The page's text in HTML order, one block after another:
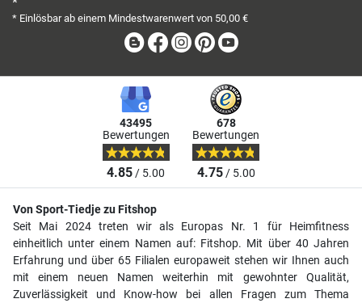
*
* Einlösbar ab einem Mindestwarenwert von 50,00 €
BlogFacebook
Instagram
Pinterest
43495
Bewertungen
4.85/ 5.00
678
Bewertungen
4.75/ 5.00
Von Sport-Tiedje zu Fitshop
Seit Mai 2024 treten wir als Europas Nr. 1 für Heimfitness
einheitlich unter einem Namen auf: Fitshop. Mit über 40 Jahren
Erfahrung und über 65 Filialen europaweit stehen wir Ihnen auch
mit einem neuen Namen weiterhin mit gewohnter Qualität,
Zuverlässigkeit und Know-how bei allen Fragen zum Thema